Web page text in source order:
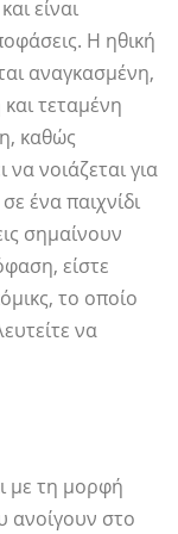
είναι
Η ηθική
αναγκασμένη,
τεταμένη
καθώς
νοιάζεται για
ένα παιχνίδι
σημαίνουν
είστε
το οποίο
να
με τη μορφή
ανοίγουν στο